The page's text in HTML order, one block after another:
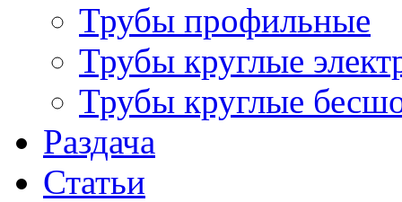
Трубы профильные
Трубы круглые
Трубы круглые
Раздача
Статьи